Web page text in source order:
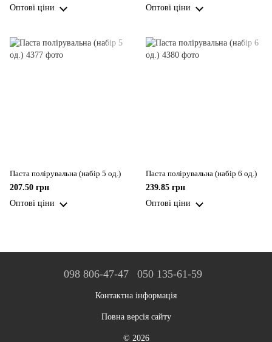
Оптові ціни
Оптові ціни
Паста полірувальна (набір 5 од.)
207.50 грн
Оптові ціни
Паста полірувальна (набір 6 од.)
239.85 грн
Оптові ціни
098 806-47-47 050 135-61-59
Контактна інформація
Повна версія сайту
© 2026